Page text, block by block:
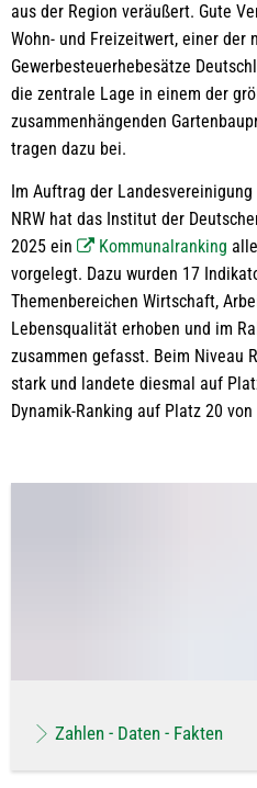
aus der Region veräußert. Gute
Wohn- und Freizeitwert, einer der
Gewerbesteuerhebesätze
die zentrale Lage in einem der
zusammenhängenden
tragen dazu bei.
Im Auftrag der
NRW hat das Institut der
2025 ein
Kommunalranking
vorgelegt. Dazu wurden 17
Themenbereichen Wirtschaft,
Lebensqualität erhoben und im
zusammen gefasst. Beim Niveau
stark und landete diesmal auf
Dynamik-Ranking auf Platz 20
Zahlen - Daten - Fakten